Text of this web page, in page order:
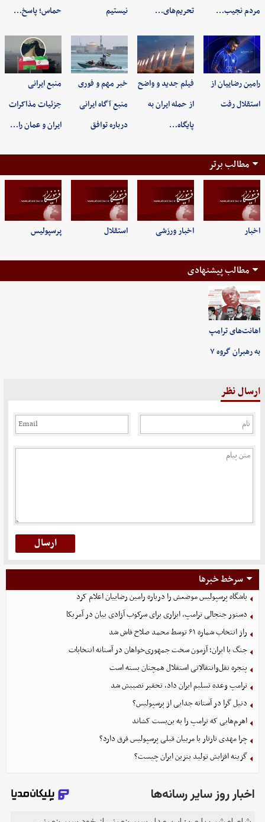
مردم نجیب… تحریم‌های… نیستیم حماس؛ پاسخ…
رامین رضاییان از
استقلال رفت
فیلم جدید و واضح
از حمله ایران به
پایگاه…
خبر مهم و فوری
منبع آگاه ایرانی
درباره توافق
منبع ایرانی
جزئیات مذاکرات
ایران و عمان را…
مطالب برتر
اخبار اخبار ورزشی استقلال پرسپولیس
مطالب پیشنهادی
اهانت‌های ترامپ
به رهبران گروه ۷
ارسال نظر
سرخط خبرها
باشگاه پرسپولیس موضعش را درباره رامین رضاییان اعلام کرد
دستور جنجالی ترامپ، ابزاری برای سرکوب آزادی بیان در آمریکا
راز انتخاب شماره ۶۱ توسط محمد صلاح فاش شد
جنگ با ایران؛ آزمون سخت جمهوری‌خواهان در آستانه انتخابات
پنجره نقل‌وانتقالاتی استقلال همچنان بسته است
ترامپ وعده تسلیم ایران داد، تحقیر نصیبش شد
دنیل گرا در آستانه جدایی از پرسپولیس؟
اهرم‌هایی که ترامپ را به بن‌بست کشاند
چرا مهدی تارتار با مربیان قبلی پرسپولیس فرق دارد؟
گزینه‌ افزایش تولید بنزین ایران چیست؟